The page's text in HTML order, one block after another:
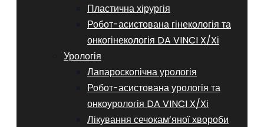
Пластична хірургія
Робот-асистована гінекологія та
онкогінекологія DA VINCI X/Xі
Урологія
Лапароскопічна урологія
Робот-асистована урологія та
онкоурологія DA VINCI X/Xі
Лікування сечокам’яної хвороби